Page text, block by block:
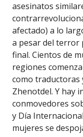
asesinatos
afectado) a lo
a pesar del terror
final. Cientos de
regiones
como traductoras
Zhenotdel. Y hay
conmovedores
y Día
mujeres se